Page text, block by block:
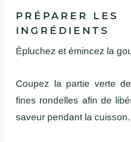
PRÉPARER LES
INGRÉDIENTS
Épluchez et émincez la
Coupez la partie verte
fines rondelles afin de
saveur pendant la cuisson.